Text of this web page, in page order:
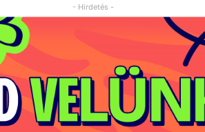
- Hirdetés -